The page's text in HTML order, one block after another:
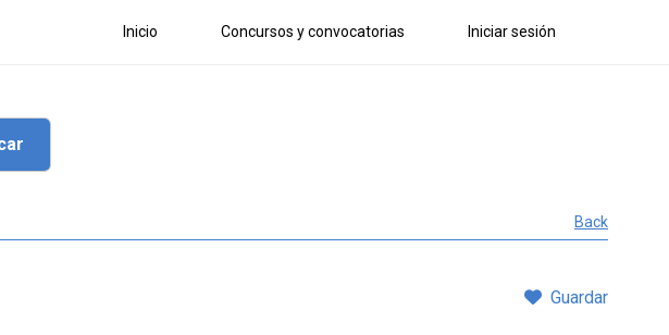
Inicio Concursos y convocatorias Iniciar sesión
Back
Guardar